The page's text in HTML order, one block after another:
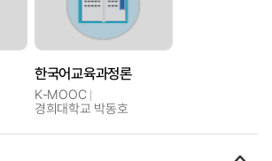
한국어교육과정론
K-MOOC
경희대학교 박동호